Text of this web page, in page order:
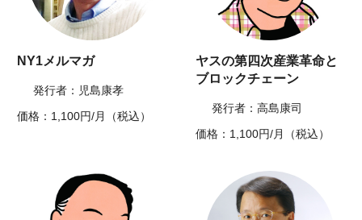
NY1メルマガ
発行者：児島康孝
価格：1,100円/月（税込）
ヤスの第四次産業革命と
ブロックチェーン
発行者：高島康司
価格：1,100円/月（税込）